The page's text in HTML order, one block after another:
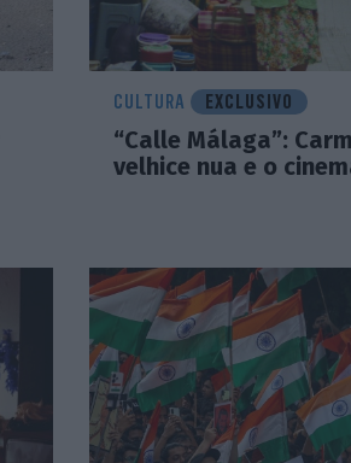
CULTURA EXCLUSIVO
“Calle Málaga”:
velhice nua e o